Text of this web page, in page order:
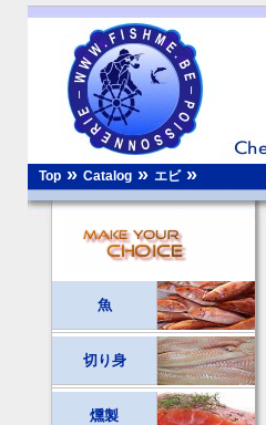
Top » Catalog » エビ»
魚
切り身
燻製